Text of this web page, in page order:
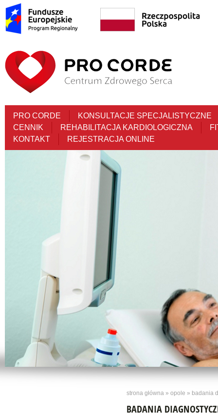
PRO CORDE
KONSULTACJE SPECJALISTYCZNE
CENNIK
REHABILITACJA KARDIOLOGICZNA
KONTAKT
REJESTRACJA ONLINE
strona główna » opole » badania
BADANIA